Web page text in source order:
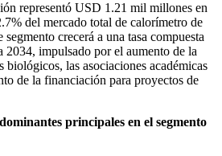
representó USD 1.21 mil millones en
del mercado total de calorímetro de
crecerá a una tasa compuesta
2034, impulsado por el aumento de la
biológicos, las asociaciones académicas
de la financiación para proyectos de
principales en el segmento